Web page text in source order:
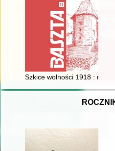
Szkice wolności 1918 :